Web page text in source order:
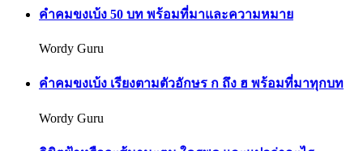
คำคมขงเบ้ง 50 บท พร้อมที่มาและความหมาย
Wordy Guru
คำคมขงเบ้ง เรียงตามตัวอักษร ก ถึง ฮ พร้อมที่มาทุกบท
Wordy Guru